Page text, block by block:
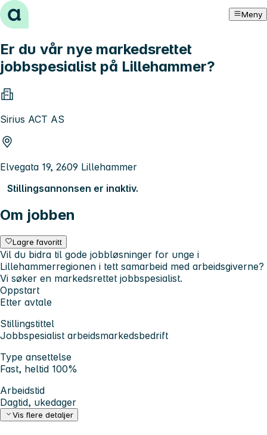
Hopp til innhold Meny
Er du vår nye markedsrettet
jobbspesialist på Lillehammer?
Sirius ACT AS
Elvegata 19, 2609 Lillehammer
Stillingsannonsen er inaktiv.
Om jobben
Lagre favoritt
Vil du bidra til gode jobbløsninger for unge i
Lillehammerregionen i tett samarbeid med arbeidsgiverne?
Vi søker en markedsrettet jobbspesialist.
Oppstart
Etter avtale
Stillingstittel
Jobbspesialist arbeidsmarkedsbedrift
Type ansettelse
Fast, heltid 100%
Arbeidstid
Dagtid, ukedager
Vis flere detaljer